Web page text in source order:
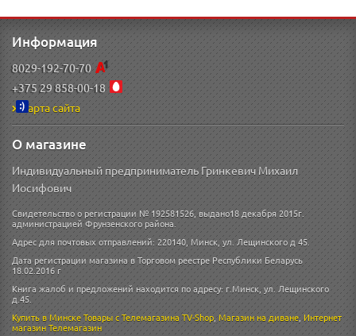
Информация
8029-192-70-70
+375 29 858-00-18
Карта сайта
О магазине
Индивидуальный предприниматель Гринкевич Михаил
Иосифович
Свидетельство о регистрации № 192581526, выдано18 декабря 2015г.
администрацией Фрунзенского района.
Адрес для почтовых отправлений: 220140, Минск, ул. Лещинского д 45.
Дата регистрации магазина в Торговом реестре Республики Беларусь
18.02.2016 г
Книга жалоб и предложений находится по адресу: г.Минск, ул. Лещинского
д.45.
Купить в МинскеТовары с Телемагазина TV-Shop,Магазин на диване,Интернет
магазинТелемагазин